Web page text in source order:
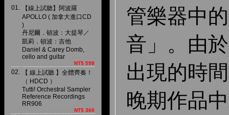
01.
【線上試聽】阿波羅
APOLLO ( 加拿大進口CD
)
丹尼爾．頓波：大提琴／
凱莉．頓波：吉他
Daniel & Carey Domb,
cello and guitar
NT$ 598
02.
【 線上試聽 】全體齊奏！
（ HDCD ）
Tutti! Orchestral Sampler
Reference Recordings
RR906
NT$ 360
管樂器中
音」。由
出現的時
晚期作品